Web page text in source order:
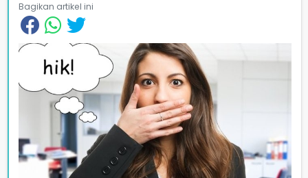
Bagikan artikel ini